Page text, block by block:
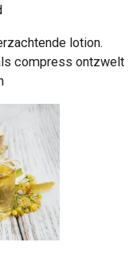
lotion.
compress ontzwelt